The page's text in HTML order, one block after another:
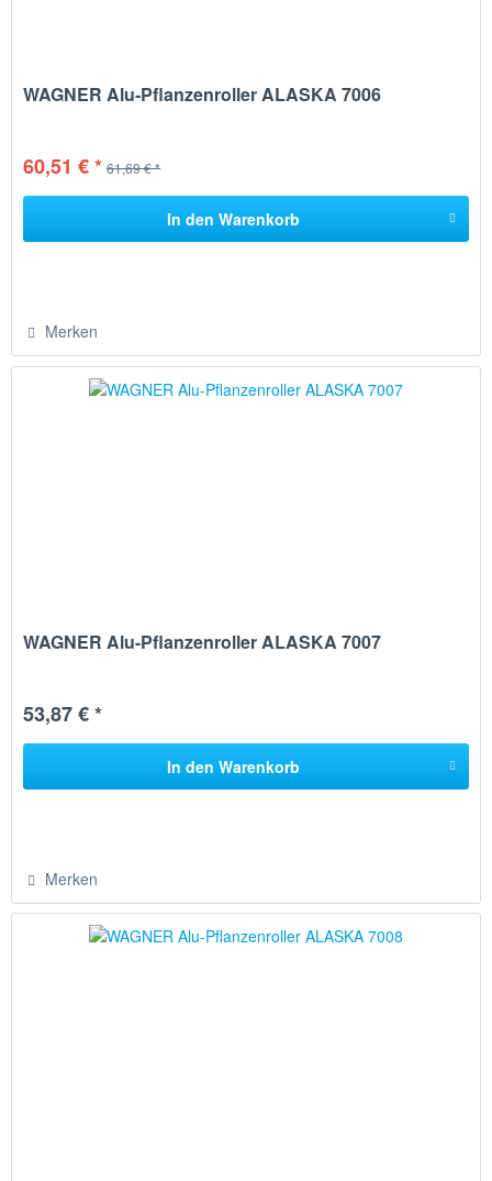
WAGNER Alu-Pflanzenroller ALASKA 7006
60,51 € * 61,69 € *
In den Warenkorb
Merken
WAGNER Alu-Pflanzenroller ALASKA 7007
53,87 € *
In den Warenkorb
Merken